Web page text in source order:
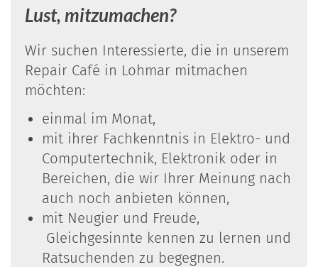
Lust, mitzumachen?
Wir suchen Interessierte, die in unserem
Repair Café in Lohmar mitmachen
möchten:
einmal im Monat,
mit ihrer Fachkenntnis in Elektro- und
Computertechnik, Elektronik oder in
Bereichen, die wir Ihrer Meinung nach
auch noch anbieten können,
mit Neugier und Freude,
Gleichgesinnte kennen zu lernen und
Ratsuchenden zu begegnen.